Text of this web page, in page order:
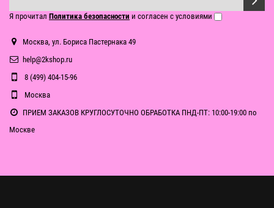
Я прочитал Политика безопасности и согласен с условиями
Москва, ул. Бориса Пастернака 49
help@2kshop.ru
8 (499) 404-15-96
Москва
ПРИЕМ ЗАКАЗОВ КРУГЛОСУТОЧНО ОБРАБОТКА ПНД-ПТ: 10:00-19:00 по
Москве